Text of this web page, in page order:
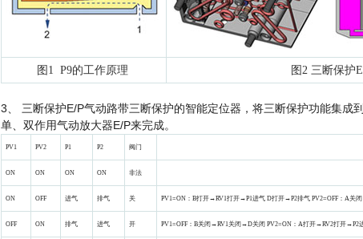
图1 P9的工作原理 图2 三断保护
3、 三断保护E/P气动路带三断保护的智能定位器，将三断保护功能集成
单、双作用气动放大器E/P来完成。
PV1 PV2 P1 P2 阀门
ON ON ON ON 非法
ON OFF 进气 排气 关 PV1=ON：B打开→RV1打开→P1进气 D打开→P2排气 PV2=OFF：A关
OFF ON 排气 进气 开 PV1=OFF：B关闭→RV1关闭→D关闭 PV2=ON：A打开→RV2打开→P2